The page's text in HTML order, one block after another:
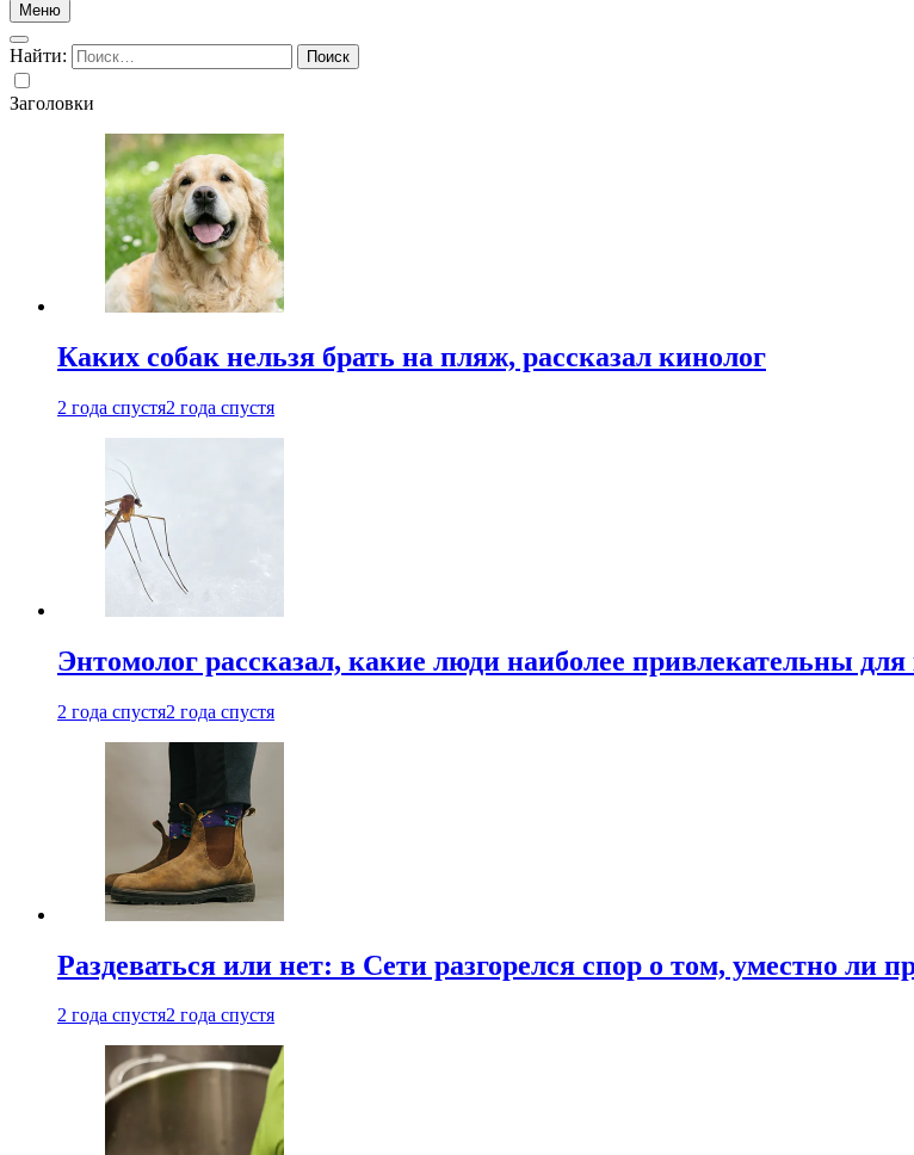
Меню
Найти:
Заголовки
Каких собак нельзя брать на пляж, рассказал кинолог
2 года спустя2 года спустя
Энтомолог рассказал, какие люди наиболее привлекательны
2 года спустя2 года спустя
Раздеваться или нет: в Сети разгорелся спор о том, уместно ли
2 года спустя2 года спустя